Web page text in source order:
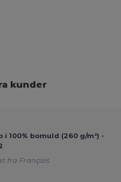
kunder
i 100% bomuld (260 g/m²) -
fra Français